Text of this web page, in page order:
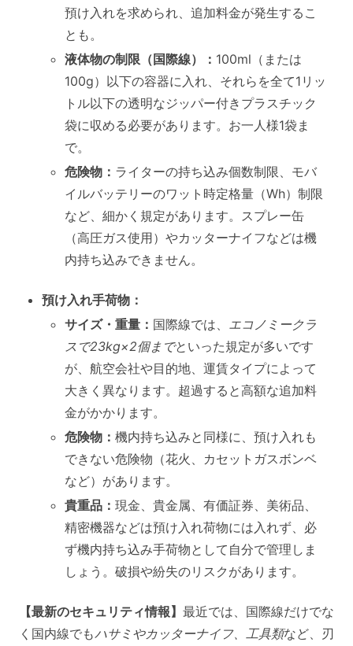
預け入れを求められ、追加料金が発生するこ
とも。
液体物の制限（国際線）： 100ml（または
100g）以下の容器に入れ、それらを全て1リッ
トル以下の透明なジッパー付きプラスチック
袋に収める必要があります。お一人様1袋ま
で。
危険物： ライターの持ち込み個数制限、モバ
イルバッテリーのワット時定格量（Wh）制限
など、細かく規定があります。スプレー缶
（高圧ガス使用）やカッターナイフなどは機
内持ち込みできません。
預け入れ手荷物：
サイズ・重量： 国際線では、 エコノミークラ
スで23kg×2個までといった規定が多いです
が、航空会社や目的地、運賃タイプによって
大きく異なります。超過すると高額な追加料
金がかかります。
危険物：機内持ち込みと同様に、預け入れも
できない危険物（花火、カセットガスボンベ
など）があります。
貴重品：現金、貴金属、有価証券、美術品、
精密機器などは預け入れ荷物には入れず、必
ず機内持ち込み手荷物として自分で管理しま
しょう。破損や紛失のリスクがあります。
【最新のセキュリティ情報】 最近では、国際線だけでな
く国内線でもハサミやカッターナイフ、工具類など、刃